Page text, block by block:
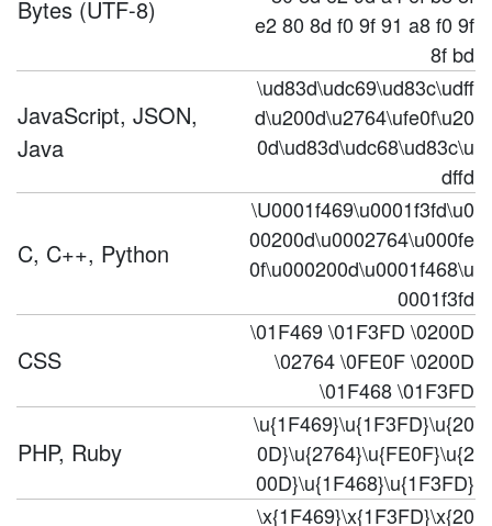
Bytes (UTF-8)
e2 80 8d f0 9f 91 a8 f0 9f
8f bd
JavaScript, JSON,
Java
\ud83d\udc69\ud83c\udff
d\u200d\u2764\ufe0f\u20
0d\ud83d\udc68\ud83c\u
dffd
C, C++, Python
\U0001f469\u0001f3fd\u0
00200d\u0002764\u000fe
0f\u000200d\u0001f468\u
0001f3fd
CSS
\01F469 \01F3FD \0200D
\02764 \0FE0F \0200D
\01F468 \01F3FD
PHP, Ruby
\u{1F469}\u{1F3FD}\u{20
0D}\u{2764}\u{FE0F}\u{2
00D}\u{1F468}\u{1F3FD}
\x{1F469}\x{1F3FD}\x{20